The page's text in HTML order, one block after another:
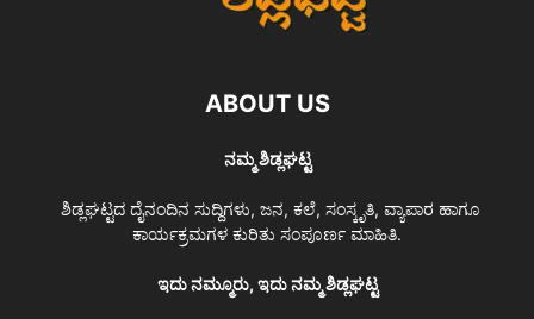
ABOUT US
ನಮ್ಮ ಶಿಡ್ಲಘಟ್ಟ
ಶಿಡ್ಲಘಟ್ಟದ ದೈನಂದಿನ ಸುದ್ದಿಗಳು, ಜನ, ಕಲೆ, ಸಂಸ್ಕೃತಿ, ವ್ಯಾಪಾರ ಹಾಗೂ
ಕಾರ್ಯಕ್ರಮಗಳ ಕುರಿತು ಸಂಪೂರ್ಣ ಮಾಹಿತಿ.
ಇದು ನಮ್ಮೂರು, ಇದು ನಮ್ಮ ಶಿಡ್ಲಘಟ್ಟ